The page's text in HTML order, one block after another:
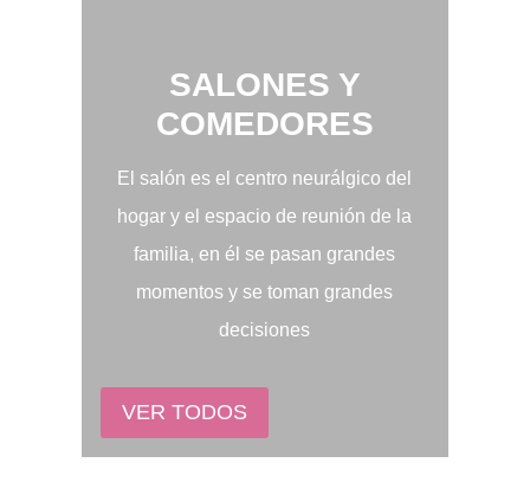
SALONES Y
COMEDORES
El salón es el centro neurálgico del
hogar y el espacio de reunión de la
familia, en él se pasan grandes
momentos y se toman grandes
decisiones
VER TODOS